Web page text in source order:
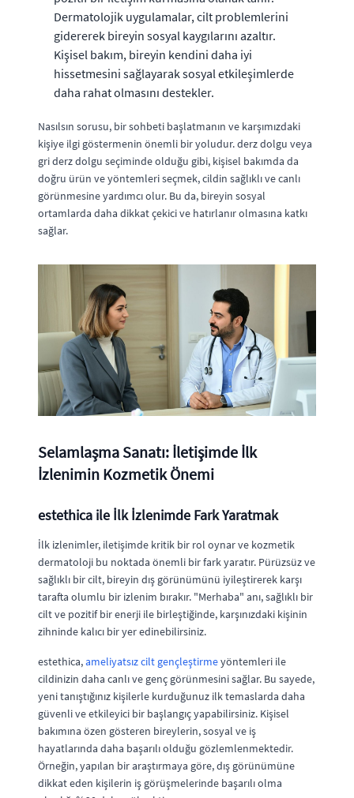
Dermatolojik uygulamalar, cilt problemlerini
gidererek bireyin sosyal kaygılarını azaltır.
Kişisel bakım, bireyin kendini daha iyi
hissetmesini sağlayarak sosyal etkileşimlerde
daha rahat olmasını destekler.
Nasılsın sorusu, bir sohbeti başlatmanın ve karşımızdaki
kişiye ilgi göstermenin önemli bir yoludur. derz dolgu veya
gri derz dolgu seçiminde olduğu gibi, kişisel bakımda da
doğru ürün ve yöntemleri seçmek, cildin sağlıklı ve canlı
görünmesine yardımcı olur. Bu da, bireyin sosyal
ortamlarda daha dikkat çekici ve hatırlanır olmasına katkı
sağlar.
Selamlaşma Sanatı: İletişimde İlk
İzlenimin Kozmetik Önemi
estethica ile İlk İzlenimde Fark Yaratmak
İlk izlenimler, iletişimde kritik bir rol oynar ve kozmetik
dermatoloji bu noktada önemli bir fark yaratır. Pürüzsüz ve
sağlıklı bir cilt, bireyin dış görünümünü iyileştirerek karşı
tarafta olumlu bir izlenim bırakır. "Merhaba" anı, sağlıklı bir
cilt ve pozitif bir enerji ile birleştiğinde, karşınızdaki kişinin
zihninde kalıcı bir yer edinebilirsiniz.
estethica,ameliyatsız cilt gençleştirmeyöntemleri ile
cildinizin daha canlı ve genç görünmesini sağlar. Bu sayede,
yeni tanıştığınız kişilerle kurduğunuz ilk temaslarda daha
güvenli ve etkileyici bir başlangıç yapabilirsiniz. Kişisel
bakımına özen gösteren bireylerin, sosyal ve iş
hayatlarında daha başarılı olduğu gözlemlenmektedir.
Örneğin, yapılan bir araştırmaya göre, dış görünümüne
dikkat eden kişilerin iş görüşmelerinde başarılı olma